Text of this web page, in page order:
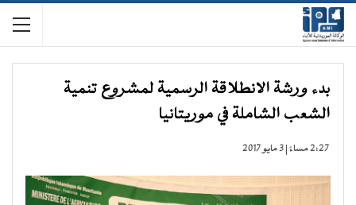
بدء ورشة الانطلاقة الرسمية لمشروع تنمية
الشعب الشاملة في موريتانيا
2:27 مساءً | 3 مايو 2017